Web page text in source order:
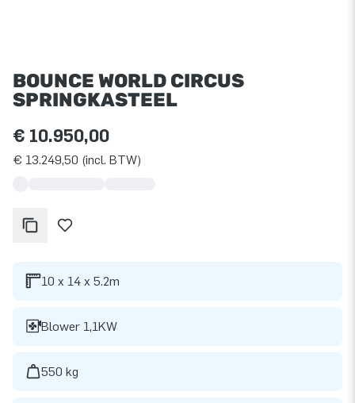
BOUNCE WORLD CIRCUS
SPRINGKASTEEL
€ 10.950,00
€ 13.249,50 (incl. BTW)
10 x 14 x 5.2m
Blower 1,1KW
550 kg